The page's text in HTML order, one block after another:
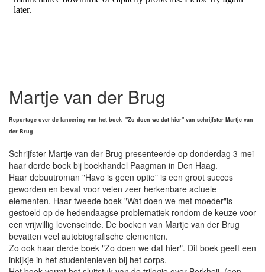
Martje van der Brug
Reportage over de lancering van het boek "Zo doen we dat hier" van schrijfster Martje van
der Brug
Schrijfster Martje van der Brug presenteerde op donderdag 3 mei
haar derde boek bij boekhandel Paagman in Den Haag.
Haar debuutroman "Havo is geen optie" is een groot succes
geworden en bevat voor velen zeer herkenbare actuele
elementen. Haar tweede boek "Wat doen we met moeder"is
gestoeld op de hedendaagse problematiek rondom de keuze voor
een vrijwillig levenseinde. De boeken van Martje van der Brug
bevatten veel autobiografische elementen.
Zo ook haar derde boek "Zo doen we dat hier". Dit boek geeft een
inkijkje in het studentenleven bij het corps.